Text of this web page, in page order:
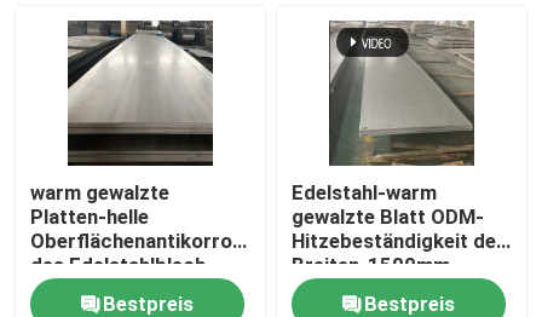
warm gewalzte
Platten-helle
Oberflächenantikorrosion
des Edelstahlblech-
304N
Bestpreis
Edelstahl-warm
gewalzte Blatt ODM-
Hitzebeständigkeit der
Breiten-1500mm
Bestpreis